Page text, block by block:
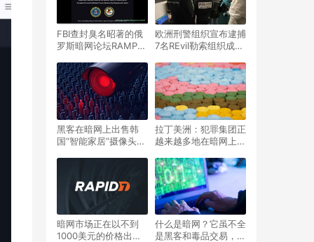
FBI查封臭名昭著的俄
罗斯暗网论坛RAMP，
欧洲刑警组织宣布逮捕
7名REvil勒索组织成
7000余家公司并通过
暗网进行勒索
黑客在暗网上出售韩
国“智能家居”摄像头的
拉丁美洲：犯罪集团正
越来越多地在暗网上销
暗网市场正在以不到
1000美元的价格出售
什么是暗网？它虽不全
是黑客和毒品交易，但